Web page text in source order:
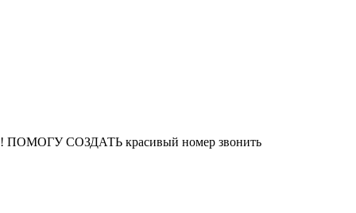
ПОМОГУ СОЗДАТЬ красивый номер звонить